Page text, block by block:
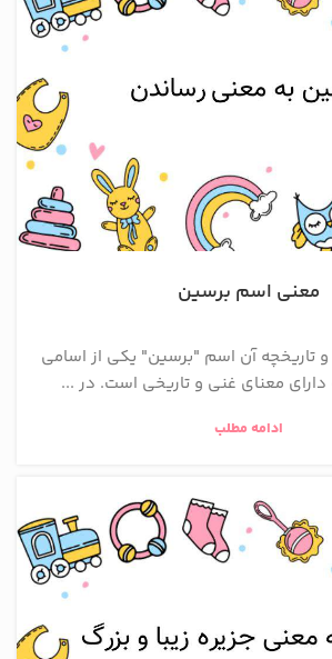
معنی اسم برسین
تاریخچه آن اسم "برسین" یکی از اسامی
معنای غنی و تاریخی است. در ...
ادامه مطلب